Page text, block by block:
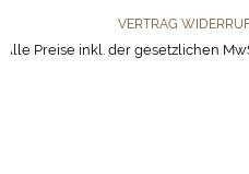
VERTRAG
Alle Preise inkl. der gesetzlichen